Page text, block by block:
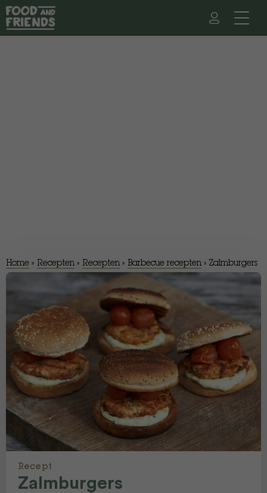
Home » Recepten » Recepten » Barbecue recepten » Zalmburgers
Recept
Zalmburgers